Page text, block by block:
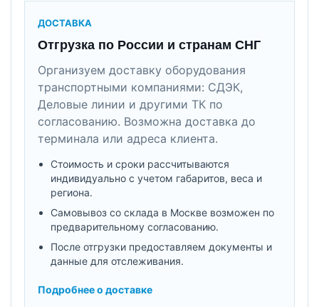
ДОСТАВКА
Отгрузка по России и странам СНГ
Организуем доставку оборудования
транспортными компаниями: СДЭК,
Деловые линии и другими ТК по
согласованию. Возможна доставка до
терминала или адреса клиента.
Стоимость и сроки рассчитываются
индивидуально с учетом габаритов, веса и
региона.
Самовывоз со склада в Москве возможен по
предварительному согласованию.
После отгрузки предоставляем документы и
данные для отслеживания.
Подробнее о доставке